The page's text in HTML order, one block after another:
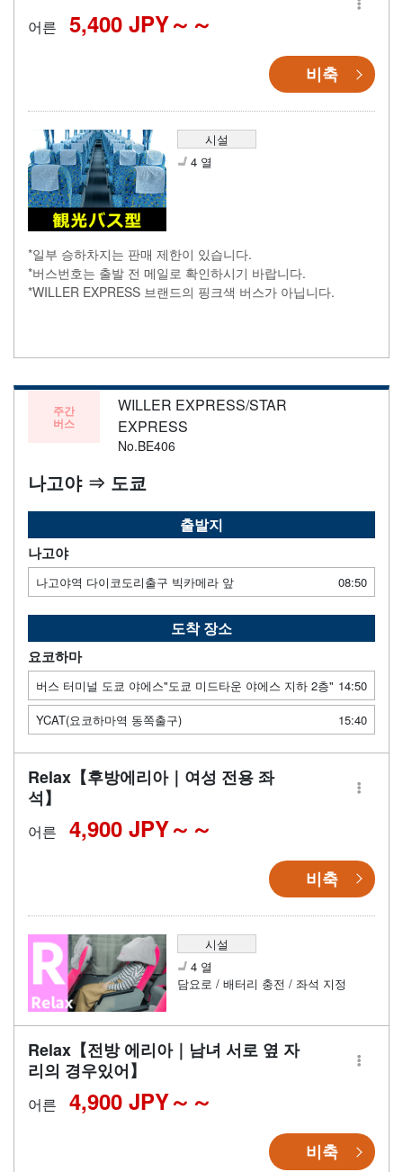
어른 5,400 JPY～
비축
시설
4 열
*일부 승하차지는 판매 제한이 있습니다.
*버스번호는 출발 전 메일로 확인하시기 바랍니다.
*WILLER EXPRESS 브랜드의 핑크색 버스가 아닙니다.
주간
버스
WILLER EXPRESS/STAR
EXPRESS
No.BE406
나고야 ⇒ 도쿄
출발지
나고야
나고야역 다이코도리출구 빅카메라 앞 08:50
도착 장소
요코하마
버스 터미널 도쿄 야에스"도쿄 미드타운 야에스 지하 2층" 14:50
YCAT(요코하마역 동쪽출구)
15:40
Relax【후방에리아｜여성 전용 좌
석】
어른 4,900 JPY～
비축
시설
4 열
담요로 / 배터리 충전 / 좌석 지정
Relax【전방 에리아｜남녀 서로 옆 자
리의 경우있어】
어른 4,900 JPY～
비축